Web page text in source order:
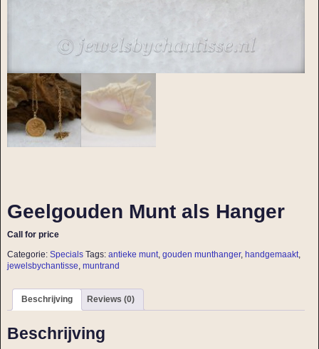
Geelgouden Munt als Hanger
Call for price
Categorie: Specials Tags: antieke munt, gouden munthanger, handgemaakt,
jewelsbychantisse, muntrand
Beschrijving Reviews (0)
Beschrijving